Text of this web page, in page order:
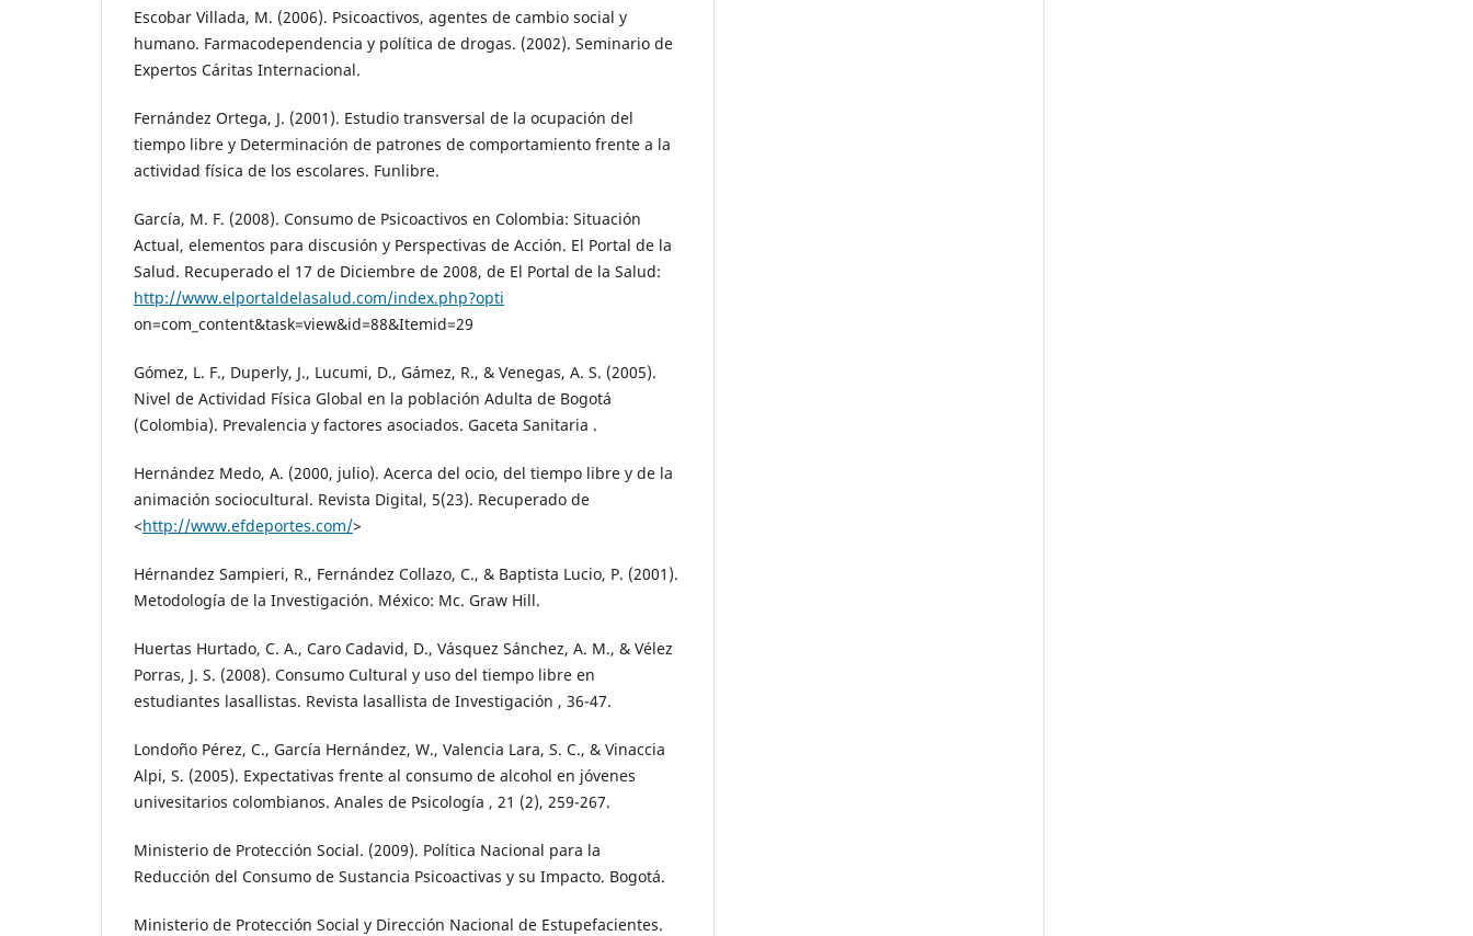
Escobar Villada, M. (2006). Psicoactivos, agentes de cambio social y
humano. Farmacodependencia y política de drogas. (2002). Seminario de
Expertos Cáritas Internacional.
Fernández Ortega, J. (2001). Estudio transversal de la ocupación del
tiempo libre y Determinación de patrones de comportamiento frente a la
actividad física de los escolares. Funlibre.
García, M. F. (2008). Consumo de Psicoactivos en Colombia: Situación
Actual, elementos para discusión y Perspectivas de Acción. El Portal de la
Salud. Recuperado el 17 de Diciembre de 2008, de El Portal de la Salud:
http://www.elportaldelasalud.com/index.php?opti
on=com_content&task=view&id=88&Itemid=29
Gómez, L. F., Duperly, J., Lucumi, D., Gámez, R., & Venegas, A. S. (2005).
Nivel de Actividad Física Global en la población Adulta de Bogotá
(Colombia). Prevalencia y factores asociados. Gaceta Sanitaria .
Hernández Medo, A. (2000, julio). Acerca del ocio, del tiempo libre y de la
animación sociocultural. Revista Digital, 5(23). Recuperado de
<http://www.efdeportes.com/>
Hérnandez Sampieri, R., Fernández Collazo, C., & Baptista Lucio, P. (2001).
Metodología de la Investigación. México: Mc. Graw Hill.
Huertas Hurtado, C. A., Caro Cadavid, D., Vásquez Sánchez, A. M., & Vélez
Porras, J. S. (2008). Consumo Cultural y uso del tiempo libre en
estudiantes lasallistas. Revista lasallista de Investigación , 36-47.
Londoño Pérez, C., García Hernández, W., Valencia Lara, S. C., & Vinaccia
Alpi, S. (2005). Expectativas frente al consumo de alcohol en jóvenes
univesitarios colombianos. Anales de Psicología , 21 (2), 259-267.
Ministerio de Protección Social. (2009). Política Nacional para la
Reducción del Consumo de Sustancia Psicoactivas y su Impacto. Bogotá.
Ministerio de Protección Social y Dirección Nacional de Estupefacientes.